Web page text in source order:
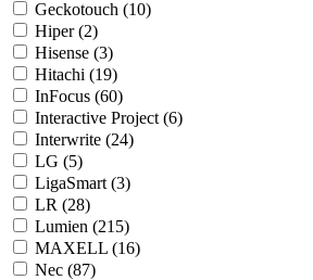
Geckotouch (10)
Hiper (2)
Hisense (3)
Hitachi (19)
InFocus (60)
Interactive Project (6)
Interwrite (24)
LG (5)
LigaSmart (3)
LR (28)
Lumien (215)
MAXELL (16)
Nec (87)